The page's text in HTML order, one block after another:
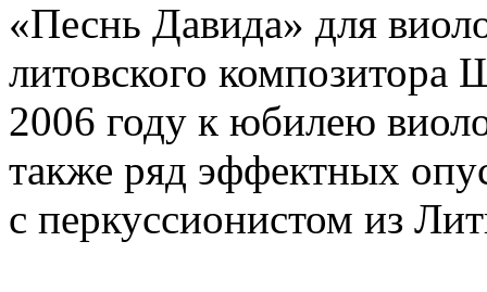
«Песнь Давида» для
литовского композитора
2006 году к юбилею
также ряд эффектных
с перкуссионистом из